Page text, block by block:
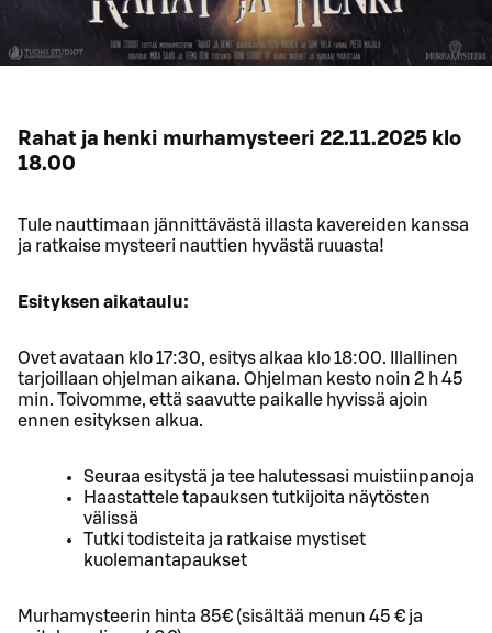
Rahat ja henki murhamysteeri 22.11.2025 klo
18.00
Tule nauttimaan jännittävästä illasta kavereiden kanssa
ja ratkaise mysteeri nauttien hyvästä ruuasta!
Esityksen aikataulu:
Ovet avataan klo 17:30, esitys alkaa klo 18:00. Illallinen
tarjoillaan ohjelman aikana. Ohjelman kesto noin 2 h 45
min. Toivomme, että saavutte paikalle hyvissä ajoin
ennen esityksen alkua.
Seuraa esitystä ja tee halutessasi muistiinpanoja
Haastattele tapauksen tutkijoita näytösten
välissä
Tutki todisteita ja ratkaise mystiset
kuolemantapaukset
Murhamysteerin hinta 85€ (sisältää menun 45 € ja